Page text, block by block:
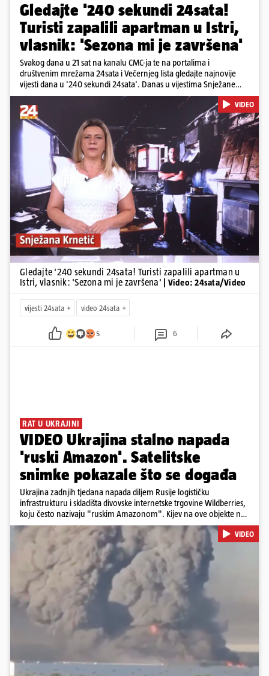
Gledajte '240 sekundi 24sata!
Turisti zapalili apartman u Istri,
vlasnik: 'Sezona mi je završena'
Svakog dana u 21 sat na kanalu CMC-ja te na portalima i
društvenim mrežama 24sata i Večernjeg lista gledajte najnovije
vijesti dana u '240 sekundi 24sata'. Danas u vijestima Snježane
Krnetić: Turisti uništili apartman u Istri, 125 milijuna eura mogla bi
stajati sanacija otpada u Gospiću, u Osijeku pretukli nogometnog
suca, od utorka nove cijene goriva, rastu mirovine za 200 tisuća
branitelja...
Pokretanje videa...
VIDEO
Gledajte '240 sekundi 24sata! Turisti zapalili apartman u
Istri, vlasnik: 'Sezona mi je završena'
| Video: 24sata/Video
vijesti 24sata video 24sata
5 6
RAT U UKRAJINI
VIDEO Ukrajina stalno napada
'ruski Amazon'. Satelitske
snimke pokazale što se događa
Ukrajina zadnjih tjedana napada diljem Rusije logističku
infrastrukturu i skladišta divovske internetske trgovine Wildberries,
koju često nazivaju "ruskim Amazonom". Kijev na ove objekte ne
gleda samo kao na obična trgovačka skladišta, već tvrdi da ih ruske
snage koriste i za vojne potrebe, odnosno za skladištenje i
distribuciju dijelova za dronove i druge opreme koja se koristi u
ratu. S druge strane, napadi služe i kao izravan odgovor na ruska
bombardiranja ukrajinske poštanske i logističke infrastrukture te
kao način da se ekonomske posljedice rata prenesu dublje na ruski
teritorij i približe običnim građanima.
Pokretanje videa...
VIDEO